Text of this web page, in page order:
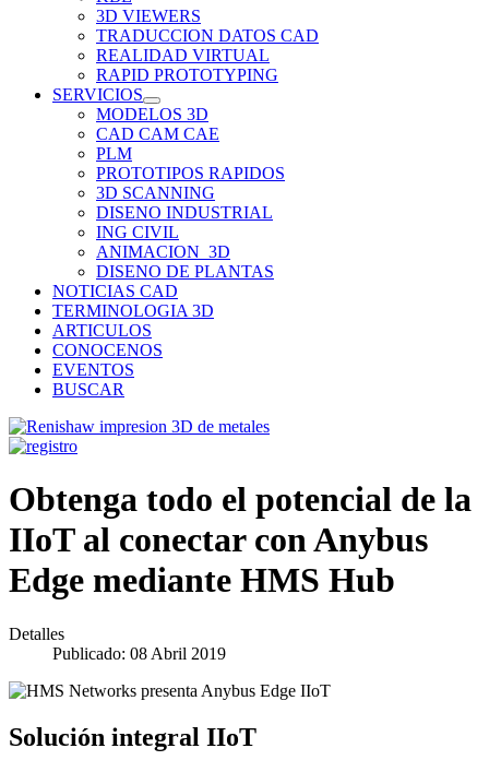
3D VIEWERS
TRADUCCION DATOS CAD
REALIDAD VIRTUAL
RAPID PROTOTYPING
SERVICIOS
MODELOS 3D
CAD CAM CAE
PLM
PROTOTIPOS RAPIDOS
3D SCANNING
DISENO INDUSTRIAL
ING CIVIL
ANIMACION_3D
DISENO DE PLANTAS
NOTICIAS CAD
TERMINOLOGIA 3D
ARTICULOS
CONOCENOS
EVENTOS
BUSCAR
Obtenga todo el potencial de la
IIoT al conectar con Anybus
Edge mediante HMS Hub
Detalles
Publicado: 08 Abril 2019
Solución integral IIoT